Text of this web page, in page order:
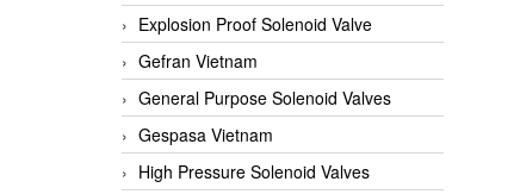
Explosion Proof Solenoid Valve
Gefran Vietnam
General Purpose Solenoid Valves
Gespasa Vietnam
High Pressure Solenoid Valves